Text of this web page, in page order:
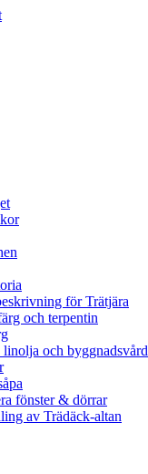
för Trätjära
och terpentin
linolja och byggnadsvård
fönster & dörrar
av Trädäck-altan